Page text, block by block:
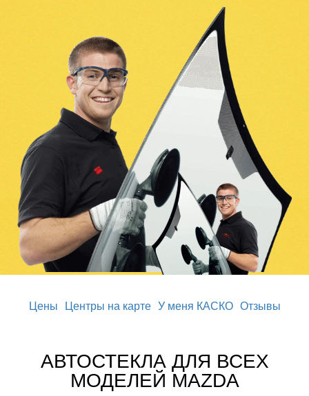
Цены Центры на карте У меня КАСКО Отзывы
АВТОСТЕКЛА ДЛЯ ВСЕХ
МОДЕЛЕЙ MAZDA